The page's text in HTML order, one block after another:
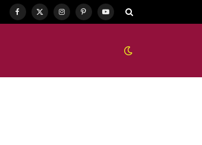
Facebook
X
InstagramPinterestYouTube